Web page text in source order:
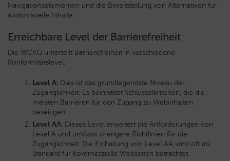
Navigationselementen und die Bereitstellung von Alternativen für
audiovisuelle Inhalte.
Erreichbare Level der Barrierefreiheit
Die WCAG unterteilt Barrierefreiheit in verschiedene
Konformitätslevel:
Level A: Dies ist das grundlegendste Niveau der
Zugänglichkeit. Es beinhaltet Schlüsselkriterien, die die
meisten Barrieren für den Zugang zu Webinhalten
beseitigen.
Level AA: Dieses Level erweitert die Anforderungen von
Level A und umfasst strengere Richtlinien für die
Zugänglichkeit. Die Einhaltung von Level AA wird oft als
Standard für kommerzielle Webseiten betrachtet.